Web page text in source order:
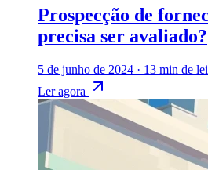
Prospecção de
precisa ser avaliado?
5 de junho de 2024 · 13 min de
Ler agora